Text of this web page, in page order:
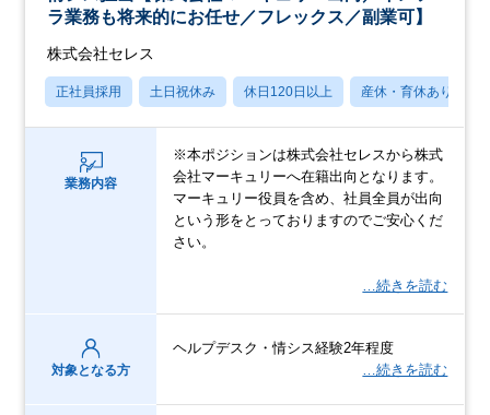
ラ業務も将来的にお任せ／フレックス／副業可】
株式会社セレス
正社員採用 土日祝休み 休日120日以上 産休・育休あり
業務内容
※本ポジションは株式会社セレスから株式
会社マーキュリーへ在籍出向となります。
マーキュリー役員を含め、社員全員が出向
という形をとっておりますのでご安心くだ
さい。
…続きを読む
対象となる方
ヘルプデスク・情シス経験2年程度
…続きを読む